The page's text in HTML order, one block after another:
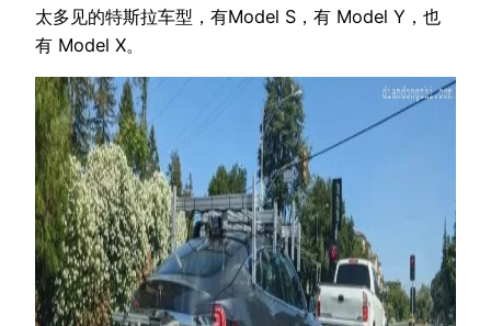
太多见的特斯拉车型，有Model S，有 Model Y，也
有 Model X。